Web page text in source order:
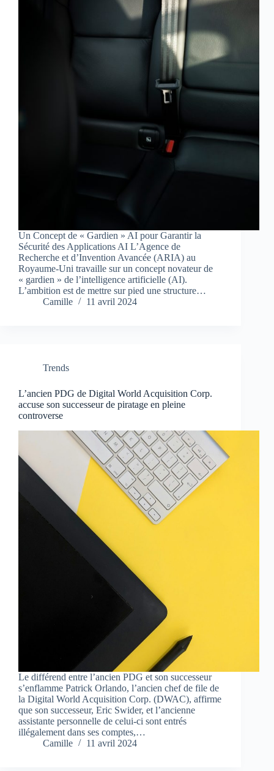
Un Concept de « Gardien » AI pour Garantir la
Sécurité des Applications AI L’Agence de
Recherche et d’Invention Avancée (ARIA) au
Royaume-Uni travaille sur un concept novateur de
« gardien » de l’intelligence artificielle (AI).
L’ambition est de mettre sur pied une structure…
Camille
11 avril 2024
Trends
L’ancien PDG de Digital World Acquisition Corp.
accuse son successeur de piratage en pleine
controverse
Le différend entre l’ancien PDG et son successeur
s’enflamme Patrick Orlando, l’ancien chef de file de
la Digital World Acquisition Corp. (DWAC), affirme
que son successeur, Eric Swider, et l’ancienne
assistante personnelle de celui-ci sont entrés
illégalement dans ses comptes,…
Camille
11 avril 2024